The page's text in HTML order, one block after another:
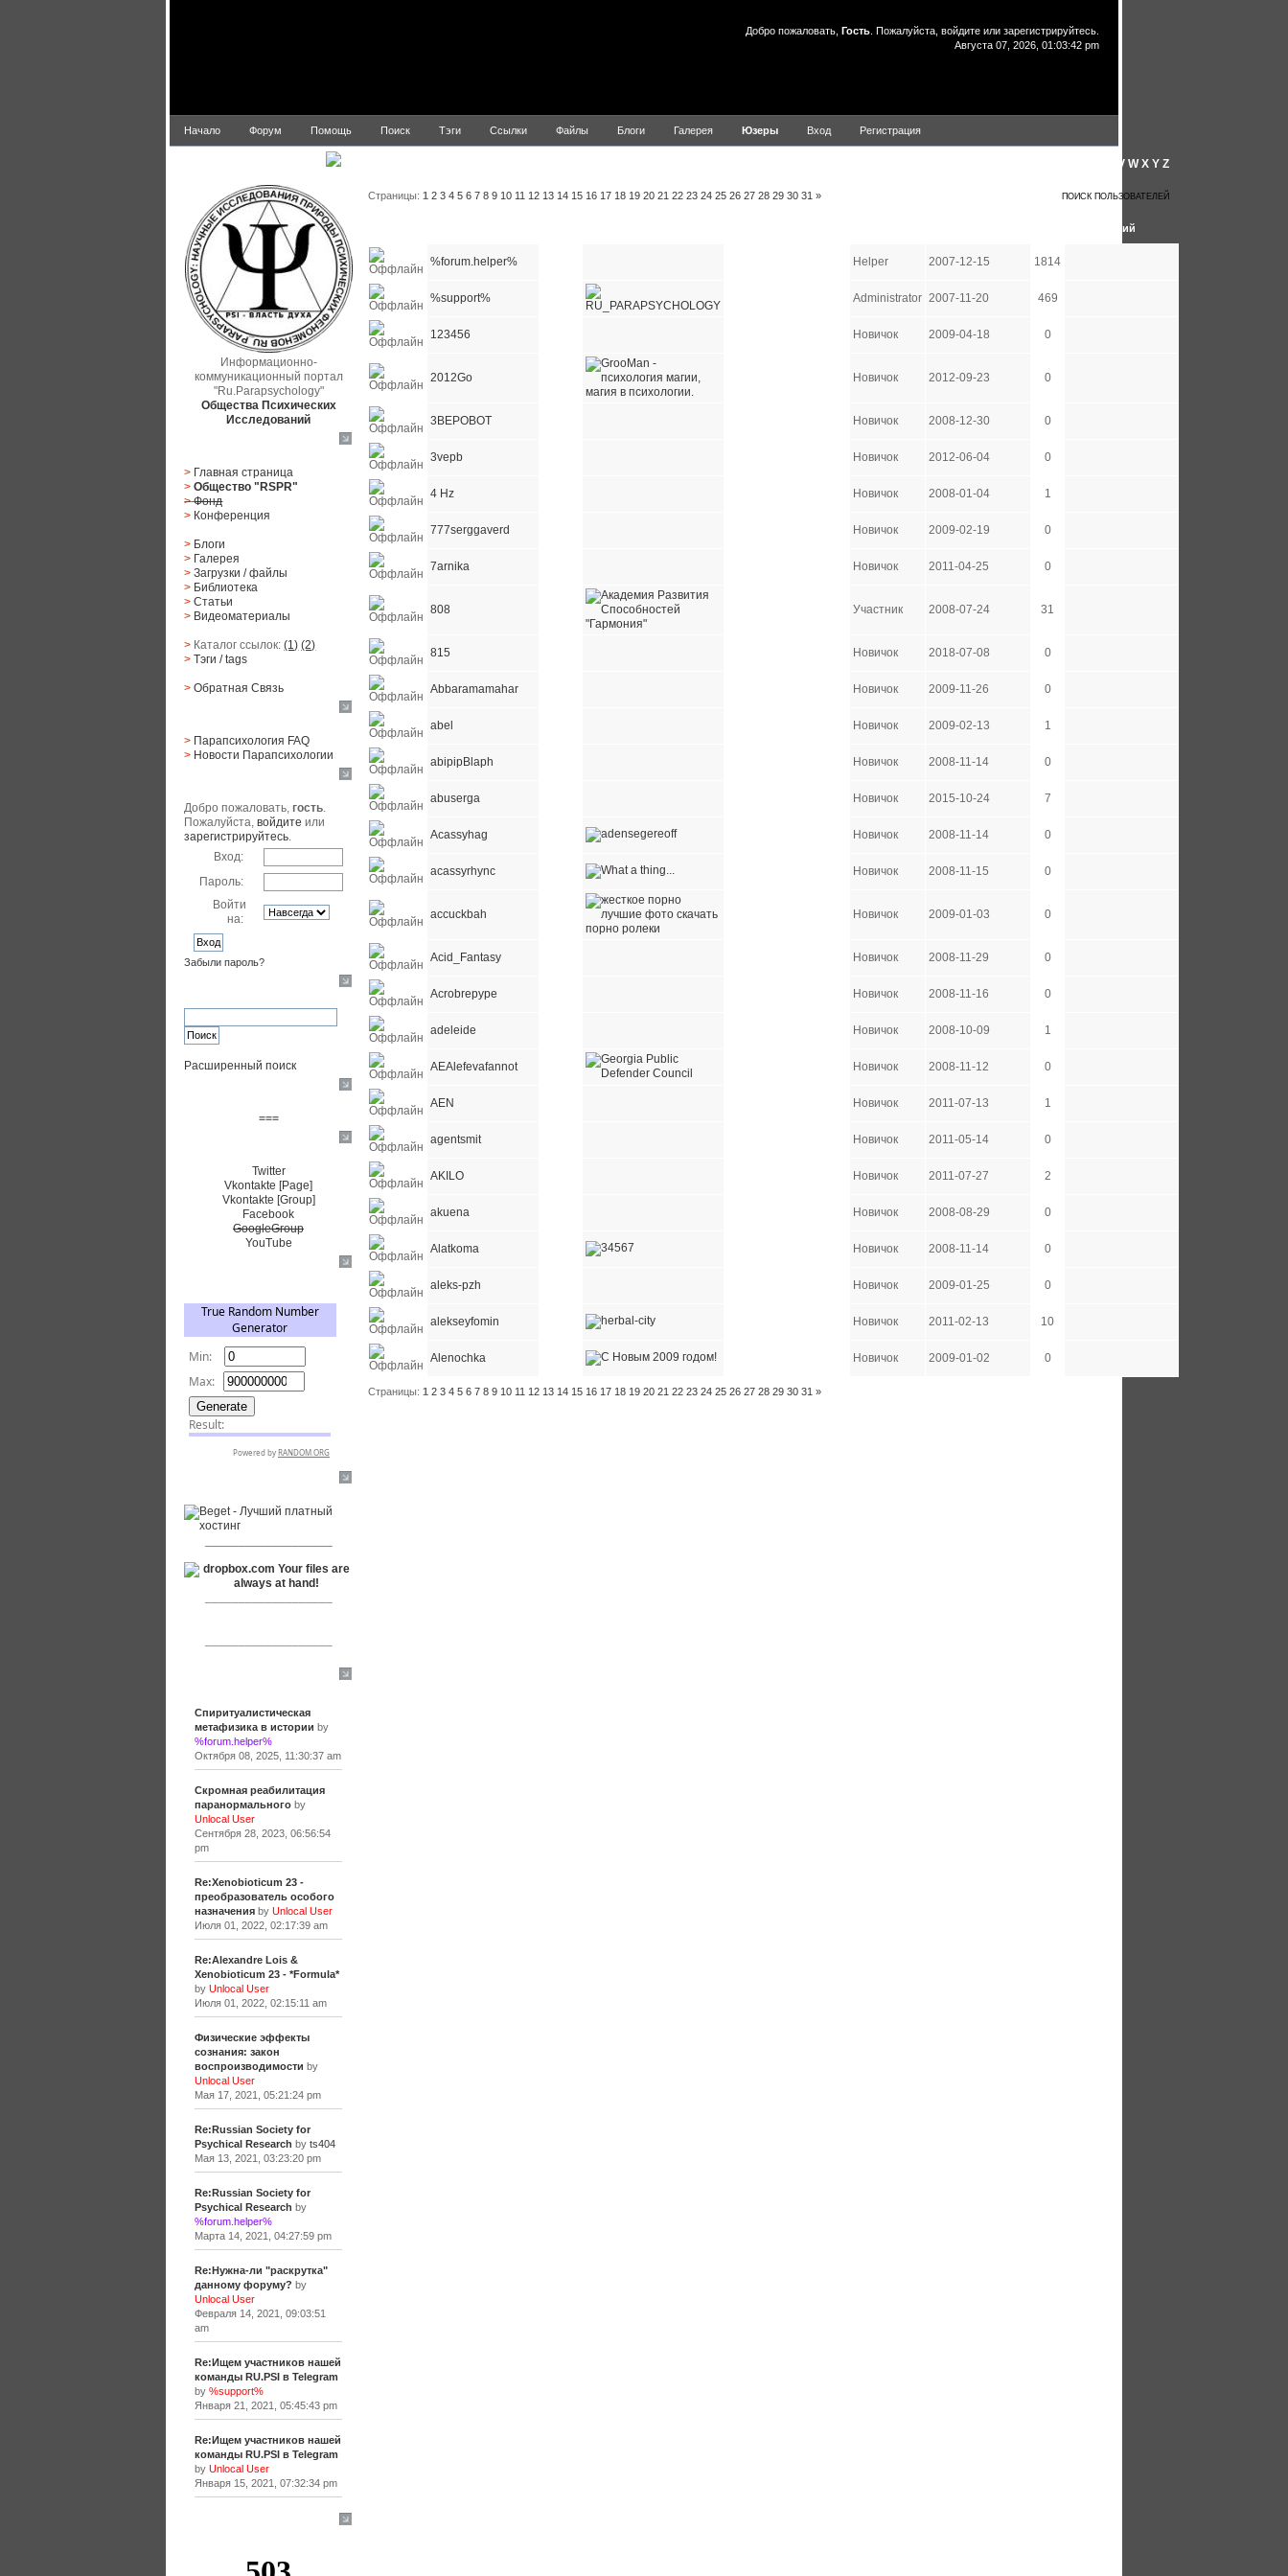
Добро пожаловать, Гость . Пожалуйста, войдите или зарегистрируйтесь
Августа 07, 2026, 01:03:42 pm
Начало Форум Помощь Поиск Тэги Ссылки Файлы Блоги Галерея Юзеры Вход Регистрация
Информационно-
коммуникационный портал
"Ru.Parapsychology"
Общества Психических
Исследований
> Главная страница
> Общество "RSPR"
> Фонд
> Конференция
> Блоги
> Галерея
> Загрузки/файлы
> Библиотека
> Статьи
> Видеоматериалы
> Каталог ссылок:(1) (2)
> Тэги/ tags
> Обратная Cвязь
> Парапсихология FAQ
> Новости Парапсихологии
Добро пожаловать,гость.
Пожалуйста,войдите или
зарегистрируйтесь.
Вход:
Пароль:
Войти
на:
Забыли пароль?
Расширенный поиск
===
Twitter
Vkontakte [Page]
Vkontakte [Group]
Facebook
GoogleGroup
YouTube
Спиритуалистическая
метафизика в истории by
%forum.helper%
Октября 08, 2025, 11:30:37 am
Скромная реабилитация
паранормальногоby
Unlocal User
Сентября 28, 2023, 06:56:54
pm
Re:Xenobioticum 23 -
преобразователь особого
назначенияby Unlocal User
Июля 01, 2022, 02:17:39 am
Re:Alexandre Lois &
Xenobioticum 23 - *Formula*
by Unlocal User
Июля 01, 2022, 02:15:11 am
Физические эффекты
сознания: закон
воспроизводимости by
Unlocal User
Мая 17, 2021, 05:21:24 pm
Re:Russian Society for
Psychical Research by ts404
Мая 13, 2021, 03:23:20 pm
Re:Russian Society for
Psychical Research by
%forum.helper%
Марта 14, 2021, 04:27:59 pm
Re:Нужна-ли "раскрутка"
данному форуму? by
Unlocal User
Февраля 14, 2021, 09:03:51
am
Re:Ищем участников нашей
команды RU.PSI в Telegram
by %support%
Января 21, 2021, 05:45:43 pm
Re:Ищем участников нашей
команды RU.PSI в Telegram
by Unlocal User
Января 15, 2021, 07:32:34 pm
V W X Y Z
ПОИСК ПОЛЬЗОВАТЕЛЕЙ
Страницы:1 2 3 4 5 6 7 8 9 10 11 12 13 14 15 16 17 18 19 20 21 22 23 24 25 26 27 28 29 30 31 »
Сообщений
%forum.helper% Helper 2007-12-15 1814
%support% Administrator 2007-11-20 469
123456 Новичок 2009-04-18 0
2012Go Новичок 2012-09-23 0
3BEPOBOT Новичок 2008-12-30 0
3vepb Новичок 2012-06-04 0
4 Hz Новичок 2008-01-04 1
777serggaverd Новичок 2009-02-19 0
7arnika Новичок 2011-04-25 0
808 Участник 2008-07-24 31
815 Новичок 2018-07-08 0
Abbaramamahar Новичок 2009-11-26 0
abel Новичок 2009-02-13 1
abipipBlaph Новичок 2008-11-14 0
abuserga Новичок 2015-10-24 7
Acassyhag Новичок 2008-11-14 0
acassyrhync Новичок 2008-11-15 0
accuckbah Новичок 2009-01-03 0
Acid_Fantasy Новичок 2008-11-29 0
Acrobrepype Новичок 2008-11-16 0
adeleide Новичок 2008-10-09 1
AEAlefevafannot Новичок 2008-11-12 0
AEN Новичок 2011-07-13 1
agentsmit Новичок 2011-05-14 0
AKILO Новичок 2011-07-27 2
akuena Новичок 2008-08-29 0
Alatkoma Новичок 2008-11-14 0
aleks-pzh Новичок 2009-01-25 0
alekseyfomin Новичок 2011-02-13 10
Alenochka Новичок 2009-01-02 0
Страницы:1 2 3 4 5 6 7 8 9 10 11 12 13 14 15 16 17 18 19 20 21 22 23 24 25 26 27 28 29 30 31 »